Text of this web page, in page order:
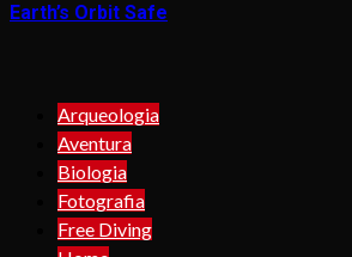
Earth’s Orbit Safe
Arqueologia
Aventura
Biologia
Fotografia
Free Diving